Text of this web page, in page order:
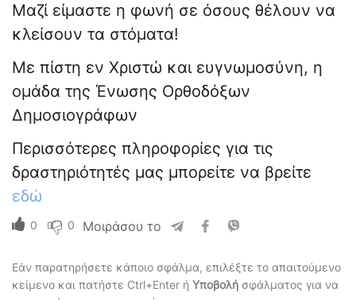
Μαζί είμαστε η φωνή σε όσους θέλουν να
κλείσουν τα στόματα!
Με πίστη εν Χριστώ και ευγνωμοσύνη, η
ομάδα της Ένωσης Ορθοδόξων
Δημοσιογράφων
Περισσότερες πληροφορίες για τις
δραστηριότητές μας μπορείτε να βρείτε
εδώ
0 0 Μοιράσου το
Εάν παρατηρήσετε κάποιο σφάλμα, επιλέξτε το απαιτούμενο
κείμενο και πατήστε Ctrl+Enter ή Υποβολή σφάλματος για να